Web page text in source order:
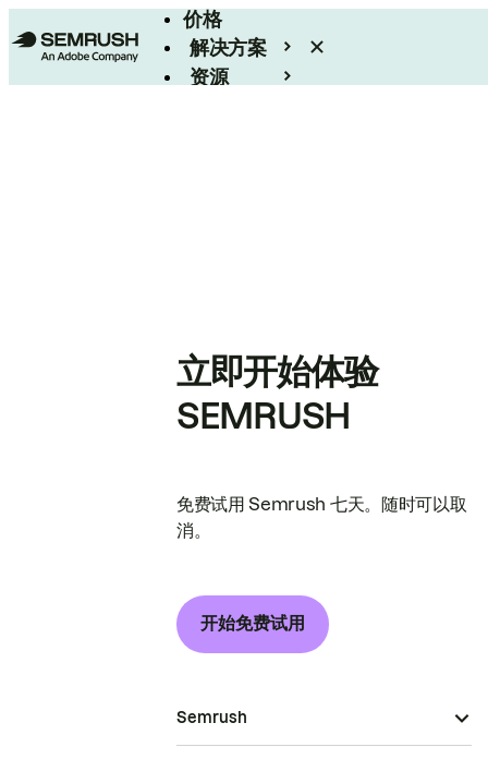
价格
解决方案
资源
立即开始体验
SEMRUSH
免费试用 Semrush 七天。随时可以取
消。
开始免费试用
Semrush